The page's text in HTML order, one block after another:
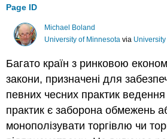
Page ID
Michael Boland
University of Minnesotavia
Багато країн з ринковою
закони, призначені для
певних чесних практик ведення
практик є заборона обмежень
монополізувати торгівлю чи